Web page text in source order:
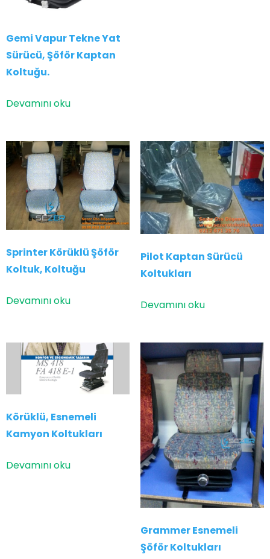
Gemi Vapur Tekne Yat
Sürücü, Şöför Kaptan
Koltuğu.
Devamını oku
Sprinter Körüklü Şöför
Koltuk, Koltuğu
Devamını oku
Pilot Kaptan Sürücü
Koltukları
Devamını oku
Körüklü, Esnemeli
Kamyon Koltukları
Devamını oku
Grammer Esnemeli
Şöför Koltukları